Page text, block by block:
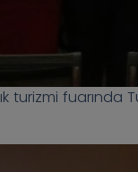
fuarında